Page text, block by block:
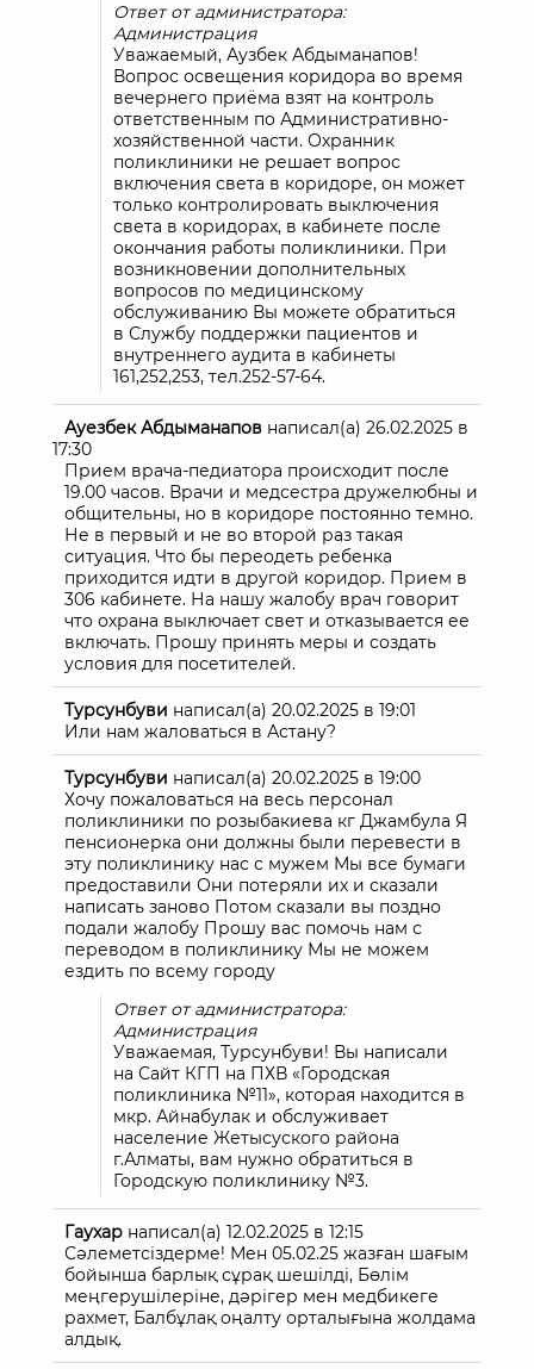
Ответ от администратора:
Администрация
Уважаемый, Аузбек Абдыманапов!
Вопрос освещения коридора во время
вечернего приёма взят на контроль
ответственным по Административно-
хозяйственной части. Охранник
поликлиники не решает вопрос
включения света в коридоре, он может
только контролировать выключения
света в коридорах, в кабинете после
окончания работы поликлиники. При
возникновении дополнительных
вопросов по медицинскому
обслуживанию Вы можете обратиться
в Службу поддержки пациентов и
внутреннего аудита в кабинеты
161,252,253, тел.252-57-64.
Ауезбек Абдыманапов написал(а) 26.02.2025 в
17:30
Прием врача-педиатора происходит после
19.00 часов. Врачи и медсестра дружелюбны и
общительны, но в коридоре постоянно темно.
Не в первый и не во второй раз такая
ситуация. Что бы переодеть ребенка
приходится идти в другой коридор. Прием в
306 кабинете. На нашу жалобу врач говорит
что охрана выключает свет и отказывается ее
включать. Прошу принять меры и создать
условия для посетителей.
Турсунбуви написал(а) 20.02.2025 в 19:01
Или нам жаловаться в Астану?
Турсунбуви написал(а) 20.02.2025 в 19:00
Хочу пожаловаться на весь персонал
поликлиники по розыбакиева кг Джамбула Я
пенсионерка они должны были перевести в
эту поликлинику нас с мужем Мы все бумаги
предоставили Они потеряли их и сказали
написать заново Потом сказали вы поздно
подали жалобу Прошу вас помочь нам с
переводом в поликлинику Мы не можем
ездить по всему городу
Ответ от администратора:
Администрация
Уважаемая, Турсунбуви! Вы написали
на Сайт КГП на ПХВ «Городская
поликлиника №11», которая находится в
мкр. Айнабулак и обслуживает
население Жетысуского района
г.Алматы, вам нужно обратиться в
Городскую поликлинику №3.
Гаухар написал(а) 12.02.2025 в 12:15
Сәлеметсіздерме! Мен 05.02.25 жазған шағым
бойынша барлық сұрақ шешілді, Бөлім
меңгерушілеріне, дәрігер мен медбикеге
рахмет, Балбұлақ оңалту орталығына жолдама
алдық.